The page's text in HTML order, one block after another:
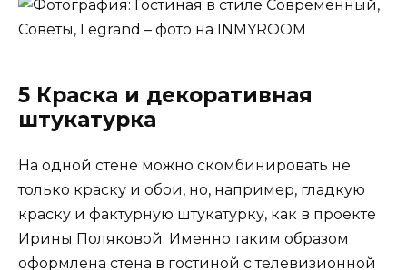
5 Краска и декоративная
штукатурка
На одной стене можно скомбинировать не
только краску и обои, но, например, гладкую
краску и фактурную штукатурку, как в проекте
Ирины Поляковой. Именно таким образом
оформлена стена в гостиной с телевизионной